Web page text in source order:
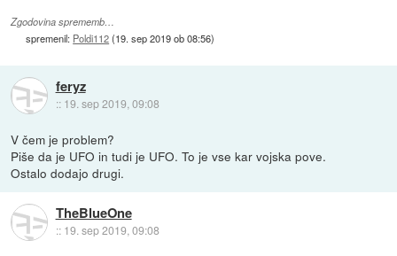
Zgodovina sprememb…
spremenil: Poldi112(19. sep 2019 ob 08:56)
feryz
:: 19. sep 2019, 09:08
V čem je problem?
Piše da je UFO in tudi je UFO. To je vse kar vojska pove.
Ostalo dodajo drugi.
TheBlueOne
:: 19. sep 2019, 09:08